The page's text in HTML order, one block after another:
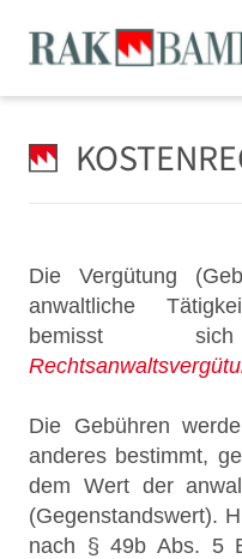
Die Vergütung
anwaltliche
bemisst
Die Gebühren
anderes bestimmt,
dem Wert der
(Gegenstandswert).
nach § 49b Abs. 5